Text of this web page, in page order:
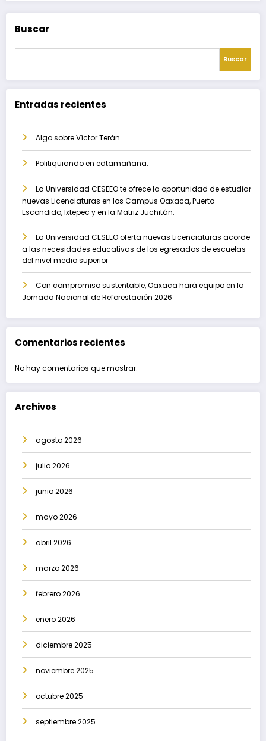
Buscar
Buscar
Entradas recientes
Algo sobre Víctor Terán
Politiquiando en edtamañana.
La Universidad CESEEO te ofrece la oportunidad de estudiar
nuevas Licenciaturas en los Campus Oaxaca, Puerto
Escondido, Ixtepec y en la Matriz Juchitán.
La Universidad CESEEO oferta nuevas Licenciaturas acorde
a las necesidades educativas de los egresados de escuelas
del nivel medio superior
Con compromiso sustentable, Oaxaca hará equipo en la
Jornada Nacional de Reforestación 2026
Comentarios recientes
No hay comentarios que mostrar.
Archivos
agosto 2026
julio 2026
junio 2026
mayo 2026
abril 2026
marzo 2026
febrero 2026
enero 2026
diciembre 2025
noviembre 2025
octubre 2025
septiembre 2025